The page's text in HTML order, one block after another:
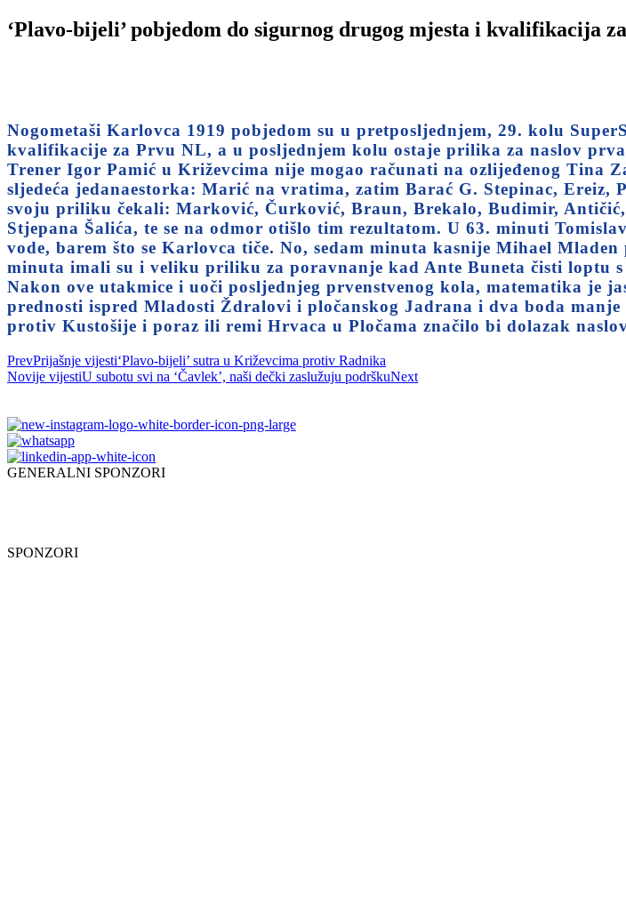
‘Plavo-bijeli’ pobjedom do sigurnog drugog mjesta i kvalifikacija
Nogometaši Karlovca 1919 pobjedom su u pretposljednjem, 29. kolu
kvalifikacije za Prvu NL, a u posljednjem kolu ostaje prilika za naslov
Trener Igor Pamić u Križevcima nije mogao računati na ozlijeđenog Tina
sljedeća jedanaestorka: Marić na vratima, zatim Barać G. Stepinac,
svoju priliku čekali: Marković, Čurković, Braun, Brekalo, Budimir,
Stjepana Šalića, te se na odmor otišlo tim rezultatom. U 63. minuti
vode, barem što se Karlovca tiče. No, sedam minuta kasnije Mihael
minuta imali su i veliku priliku za poravnanje kad Ante Buneta čisti loptu
Nakon ove utakmice i uoči posljednjeg prvenstvenog kola, matematika je
prednosti ispred Mladosti Ždralovi i pločanskog Jadrana i dva boda
protiv Kustošije i poraz ili remi Hrvaca u Pločama značilo bi dolazak
PrevPrijašnje vijesti‘Plavo-bijeli’ sutra u Križevcima protiv Radnika
Novije vijestiU subotu svi na ‘Čavlek’, naši dečki zaslužuju podrškuNext
GENERALNI SPONZORI
SPONZORI